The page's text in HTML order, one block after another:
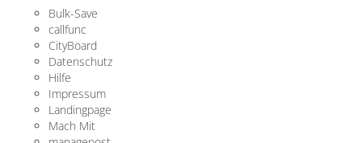
Bulk-Save
callfunc
CityBoard
Datenschutz
Hilfe
Impressum
Landingpage
Mach Mit